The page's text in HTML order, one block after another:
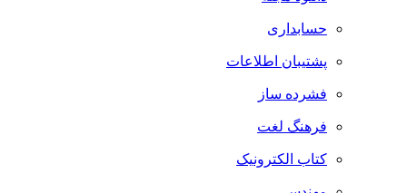
حسابداری
پشتیبان اطلاعات
فشرده ساز
فرهنگ لغت
کتاب الکترونیک